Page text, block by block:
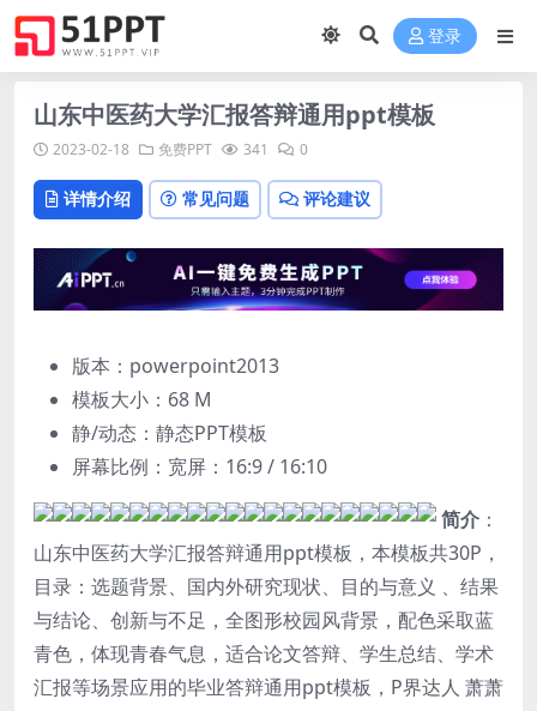
登录
山东中医药大学汇报答辩通用ppt模板
2023-02-18 免费PPT 341 0
详情介绍 常见问题 评论建议
版本：powerpoint2013
模板大小： 68 M
静/动态：静态PPT模板
屏幕比例：宽屏：16:9 / 16:10
简介 ：
山东中医药大学汇报答辩通用ppt模板，本模板共30P，
目录：选题背景、国内外研究现状、目的与意义 、结果
与结论、创新与不足，全图形校园风背景，配色采取蓝
青色，体现青春气息，适合论文答辩、学生总结、学术
汇报等场景应用的毕业答辩通用ppt模板，P界达人 萧萧